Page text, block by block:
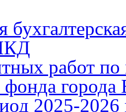
работ по
города
2025-2026